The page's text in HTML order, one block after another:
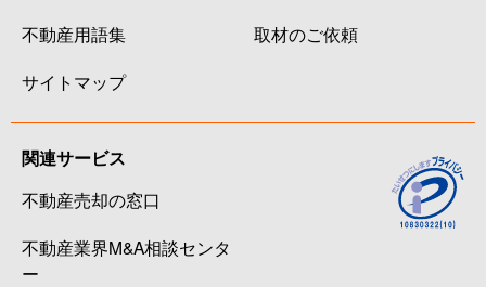
不動産用語集
サイトマップ
取材のご依頼
関連サービス
不動産売却の窓口
不動産業界M&A相談センタ
ー